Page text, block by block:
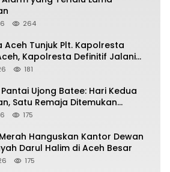
264
Aceh Tunjuk Plt. Kapolresta
Kapolresta Definitif Jalani
di Mabes Polri
181
Ujong Batee: Hari Kedua
Satu Remaja Ditemukan
Tiga Korban Masih Dicari
175
Hanguskan Kantor Dewan
Darul Halim di Aceh Besar
175